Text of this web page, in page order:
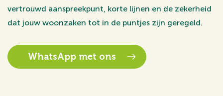
vertrouwd aanspreekpunt, korte lijnen en de zekerheid
dat jouw woonzaken tot in de puntjes zijn geregeld.
WhatsApp met ons